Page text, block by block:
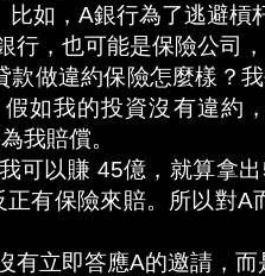
比如，A銀行為了逃避槓
行，也可能是保險公司
款做違約保險怎麼樣？
如我的投資沒有違約
我賠償。
可以賺 45億，就算拿
有保險來賠。所以對A
有立即答應A的邀請，